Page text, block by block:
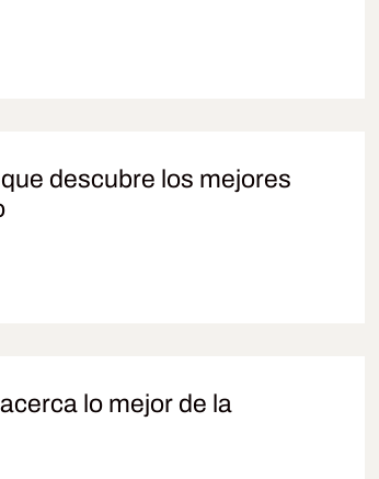
descubre los mejores
lo mejor de la